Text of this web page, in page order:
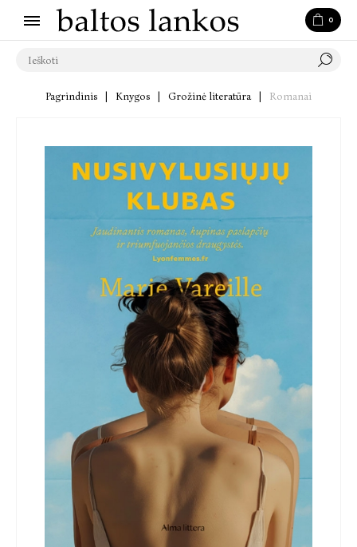
0
Pagrindinis Knygos Grožinė literatūra Romanai